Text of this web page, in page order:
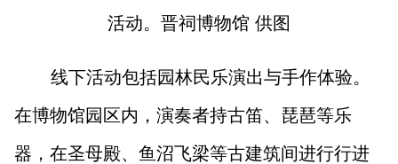
活动。晋祠博物馆 供图
线下活动包括园林民乐演出与手作体验。
在博物馆园区内，演奏者持古笛、琵琶等乐
器，在圣母殿、鱼沼飞梁等古建筑间进行行进